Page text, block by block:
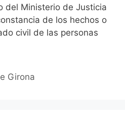
del Ministerio de Justicia
de los hechos o
civil de las personas
Girona